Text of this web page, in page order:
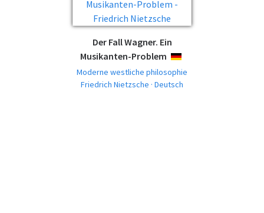
Der Fall Wagner. Ein
Musikanten-Problem
DEUTSCH
Moderne westliche philosophie
Friedrich Nietzsche · Deutsch